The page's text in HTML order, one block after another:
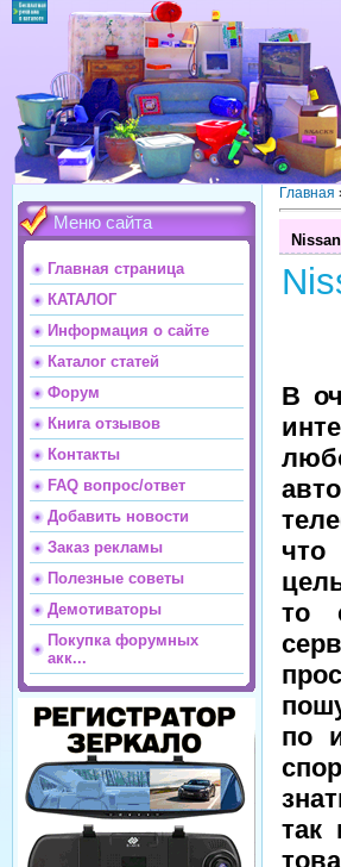
Меню сайта
Главная страница
КАТАЛОГ
Информация о сайте
Каталог статей
Форум
Книга отзывов
Контакты
FAQ вопрос/ответ
Добавить новости
Заказ рекламы
Полезные советы
Демотиваторы
Покупка форумных
акк...
Главная
В
то
по
так